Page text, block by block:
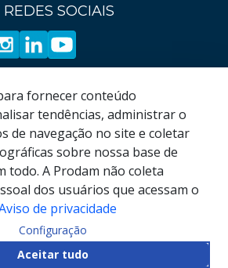
REDES SOCIAIS
2026, Empresa de Tecnologia da
fornecer conteúdo
tendências, administrar o
de navegação no site e coletar
sobre nossa base de
todo. A Prodam não coleta
dos usuários que acessam o
de privacidade
Configuração
Aceitar tudo